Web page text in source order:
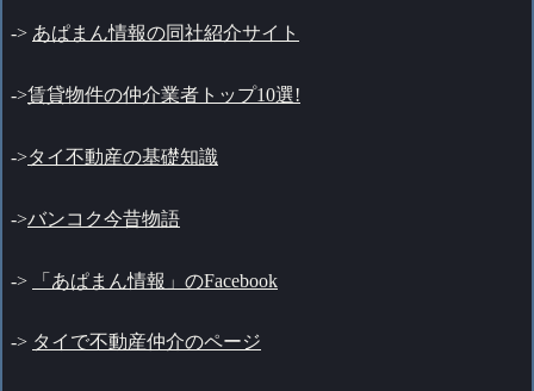
-> あぱまん情報の同社紹介サイト
->賃貸物件の仲介業者トップ10選!
->タイ不動産の基礎知識
->バンコク今昔物語
-> 「あぱまん情報」のFacebook
-> タイで不動産仲介のページ